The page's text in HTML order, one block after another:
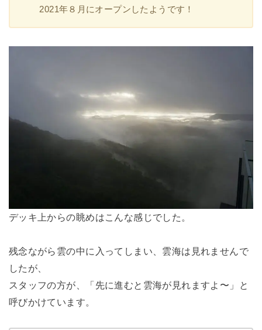
2021年８月にオープンしたようです！
デッキ上からの眺めはこんな感じでした。
残念ながら 雲の中に入ってしまい、雲海は見れませんで
したが、
スタッフの方が、「先に進むと雲海が見れますよ〜」と
呼びかけています。